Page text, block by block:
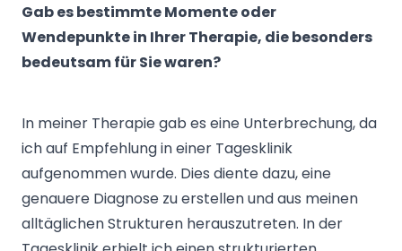
Gab es bestimmte Momente oder
Wendepunkte in Ihrer Therapie, die besonders
bedeutsam für Sie waren?
In meiner Therapie gab es eine Unterbrechung, da
ich auf Empfehlung in einer Tagesklinik
aufgenommen wurde. Dies diente dazu, eine
genauere Diagnose zu erstellen und aus meinen
alltäglichen Strukturen herauszutreten. In der